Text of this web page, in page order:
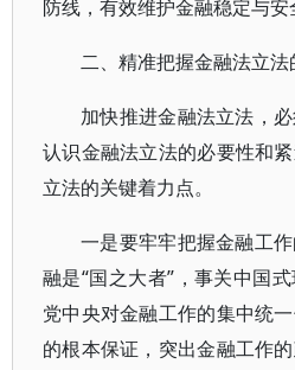
防线，有效维护金融稳定与安
二、精准把握金融法立
加快推进金融法立法，
认识金融法立法的必要性和
立法的关键着力点。
一是要牢牢把握金融工
融是“国之大者”，事关中国
党中央对金融工作的集中统
的根本保证，突出金融工作